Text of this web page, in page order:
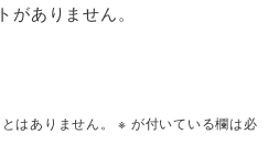
がありません。
はありません。 ※ が付いている欄は必